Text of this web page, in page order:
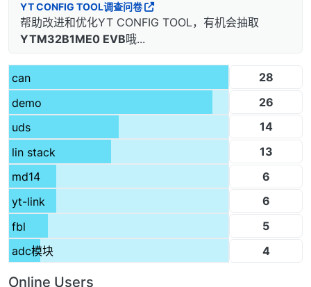
YT CONFIG TOOL调查问卷
帮助改进和优化YT CONFIG TOOL，有机会抽取
YTM32B1ME0 EVB哦...
can
28
demo
26
uds
14
lin stack
13
md14
6
yt-link
6
fbl
5
adc模块
4
Online Users